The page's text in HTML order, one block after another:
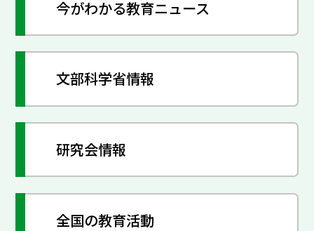
今がわかる教育ニュース
文部科学省情報
研究会情報
全国の教育活動